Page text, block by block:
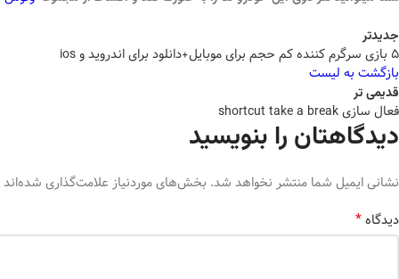
جدیدتر
5 بازی سرگرم کننده کم حجم برای موبایل+دانلود برای اندروید و ios
بازگشت به لیست
قدیمی تر
فعال سازی shortcut take a break
دیدگاهتان را بنویسید
نشانی ایمیل شما منتشر نخواهد شد. بخش‌های موردنیاز علامت‌گذاری شده‌اند
دیدگاه*